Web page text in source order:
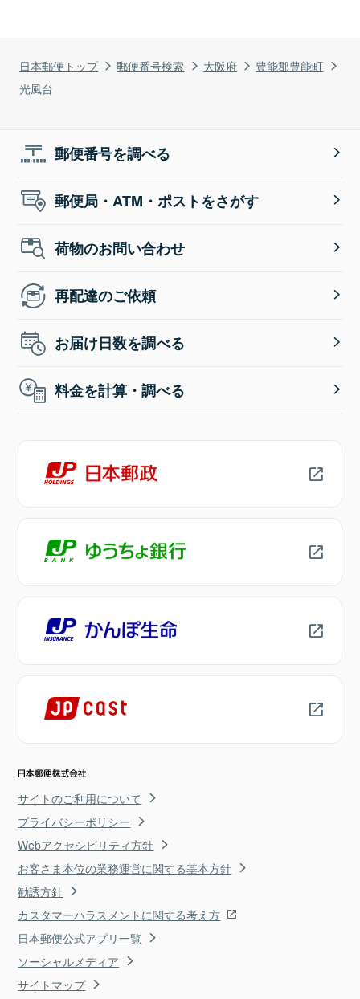
日本郵便トップ 郵便番号検索 大阪府
豊能郡豊能町
光風台
郵便番号を調べる
郵便局・ATM・ポストをさがす
荷物のお問い合わせ
再配達のご依頼
お届け日数を調べる
料金を計算・調べる
サイトのご利用について
プライバシーポリシー
Webアクセシビリティ方針
お客さま本位の業務運営に関する基本方針
勧誘方針
カスタマーハラスメントに関する考え方
日本郵便公式アプリ一覧
ソーシャルメディア
サイトマップ